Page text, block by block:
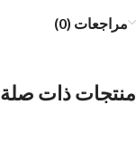
مراجعات (0)
منتجات ذات صلة